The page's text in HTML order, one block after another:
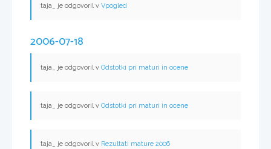
taja_ je odgovoril v Vpogled
2006-07-18
taja_ je odgovoril v Odstotki pri maturi in ocene
taja_ je odgovoril v Odstotki pri maturi in ocene
taja_ je odgovoril v Rezultati mature 2006